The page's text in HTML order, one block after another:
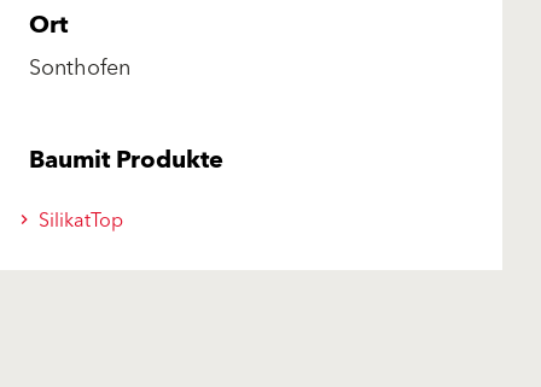
Ort
Sonthofen
Baumit Produkte
SilikatTop